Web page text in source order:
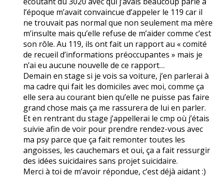
l’époque m’avait convaincue d’appeler le 119 car il
ne trouvait pas normal que non seulement ma mère
m’insulte mais qu’elle refuse de m’aider comme c’est
son rôle. Au 119, ils ont fait un rapport au « comité
de recueil d’informations préoccupantes » mais je
n’ai eu aucune nouvelle de ce rapport…
Demain en stage si je vois sa voiture, j’en parlerai à
ma cadre qui fait les domiciles avec moi, comme ça
elle sera au courant bien qu’elle ne puisse pas faire
grand chose mais ça me rassurera de lui en parler.
Et en rentrant du stage j’appellerai le cmp où j’étais
suivie afin de voir pour prendre rendez-vous avec
ma psy parce que ça fait remonter toutes les
angoisses, les cauchemars et oui, ça a fait ressurgir
des idées suicidaires sans projet suicidaire.
Merci à toi de m’avoir répondue, c’est déjà aidant :)